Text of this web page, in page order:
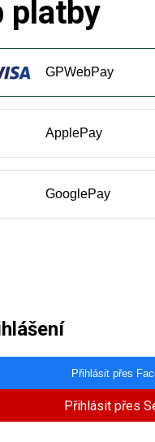
platby
GPWebPay
ApplePay
GooglePay
Přihlásit přes
Přihlásit přes